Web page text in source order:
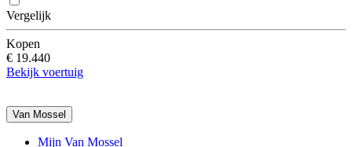
Vergelijk
Kopen
€ 19.440
Bekijk voertuig
Van Mossel
Mijn Van Mossel